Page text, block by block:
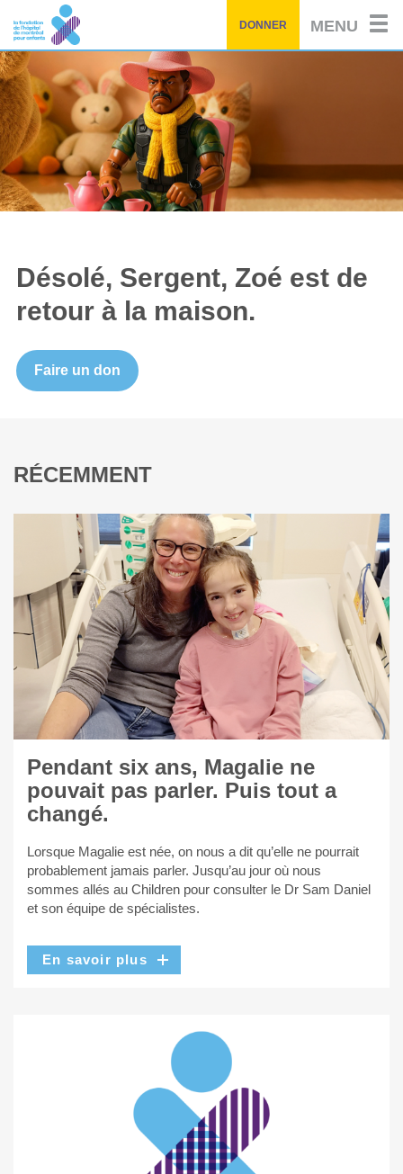
contenu
principal
DONNER MENU
Désolé, Sergent, Zoé est de
retour à la maison.
Faire un don
RÉCEMMENT
Pendant six ans, Magalie ne
pouvait pas parler. Puis tout a
changé.
Lorsque Magalie est née, on nous a dit qu’elle ne pourrait
probablement jamais parler. Jusqu’au jour où nous
sommes allés au Children pour consulter le Dr Sam Daniel
et son équipe de spécialistes.
En savoir plus